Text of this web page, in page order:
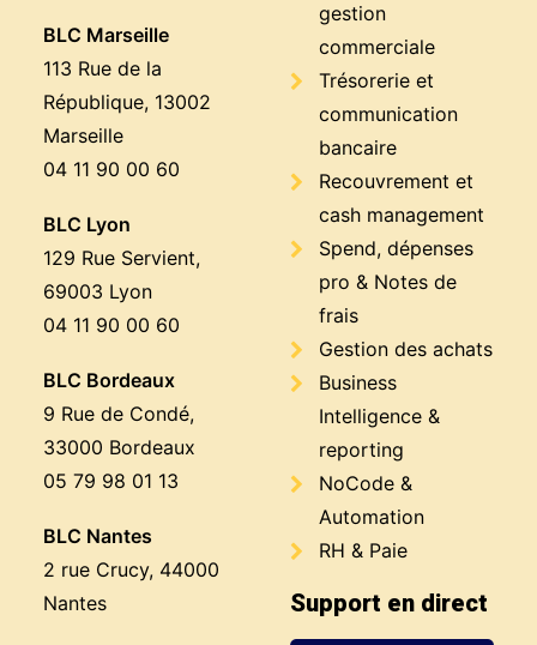
BLC Marseille
113 Rue de la
République, 13002
Marseille
04 11 90 00 60
BLC Lyon
129 Rue Servient,
69003 Lyon
04 11 90 00 60
BLC Bordeaux
9 Rue de Condé,
33000 Bordeaux
05 79 98 01 13
BLC Nantes
2 rue Crucy, 44000
Nantes
gestion
commerciale
Trésorerie et
communication
bancaire
Recouvrement et
cash management
Spend, dépenses
pro & Notes de
frais
Gestion des achats
Business
Intelligence &
reporting
NoCode &
Automation
RH & Paie
Support en direct